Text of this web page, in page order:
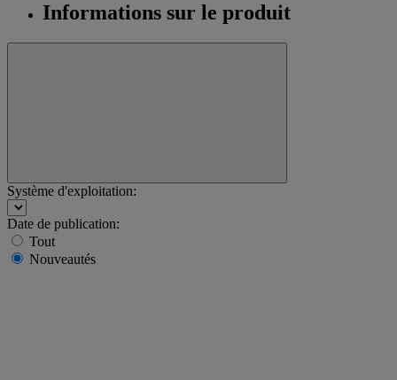
Informations sur le produit
Système d'exploitation:
Date de publication:
Tout
Nouveautés